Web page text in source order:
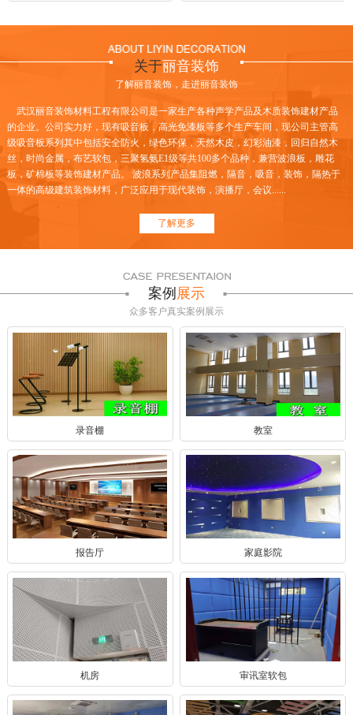
关于丽音装饰
了解丽音装饰，走进丽音装饰
武汉丽音装饰材料工程有限公司是一家生产各种声学产品及木质装饰建材产品
的企业。公司实力好，现有吸音板，高光免漆板等多个生产车间，现公司主管高
级吸音板系列其中包括安全防火，绿色环保，天然木皮，幻彩油漆，回归自然木
丝，时尚金属，布艺软包，三聚氢氨E1级等共100多个品种，兼营波浪板，雕花
板，矿棉板等装饰建材产品。 波浪系列产品集阻燃，隔音，吸音，装饰，隔热于
一体的高级建筑装饰材料，广泛应用于现代装饰，演播厅，会议......
了解更多
案例 展示
众多客户真实案例展示
录音棚 教室
报告厅 家庭影院
机房 审讯室软包